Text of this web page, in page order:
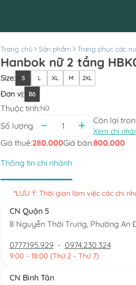
Trang chủ Sản phẩm Trang phục các
Hanbok nữ 2 tầng
Size: S L XL M 2XL
Đơn vị: Bộ
Thuộc tính:Nữ
Số lượng
Còn lại
Xem chi
Giá thuê:280.000Giá bán:800.000
Thông tin chi nhánh
*LƯU Ý: Thời gian làm việc các chi
CN Quận 5
8 Nguyễn Thời Trung, Phường An
0777.195.929 - 0974.230.324
9:00 - 18:00 (Thứ 2 - Thứ 7)
CN Bình Tân